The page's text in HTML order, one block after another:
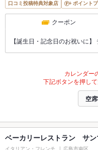
口コミ投稿特典対象店 ポイント
クーポン
【誕生日・記念日のお祝いに
カレンダー
下記ボタンを押し
空
ベーカリーレストラン サ